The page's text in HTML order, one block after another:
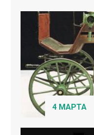
4 МАРТА